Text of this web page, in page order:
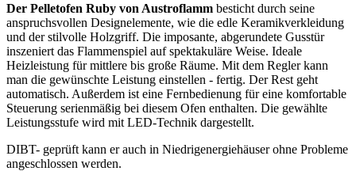
Der Pelletofen Ruby von Austroflamm besticht durch seine
anspruchsvollen Designelemente, wie die edle Keramikverkleidung
und der stilvolle Holzgriff. Die imposante, abgerundete Gusstür
inszeniert das Flammenspiel auf spektakuläre Weise. Ideale
Heizleistung für mittlere bis große Räume. Mit dem Regler kann
man die gewünschte Leistung einstellen - fertig. Der Rest geht
automatisch. Außerdem ist eine Fernbedienung für eine komfortable
Steuerung serienmäßig bei diesem Ofen enthalten. Die gewählte
Leistungsstufe wird mit LED-Technik dargestellt.
DIBT- geprüft kann er auch in Niedrigenergiehäuser ohne Probleme
angeschlossen werden.